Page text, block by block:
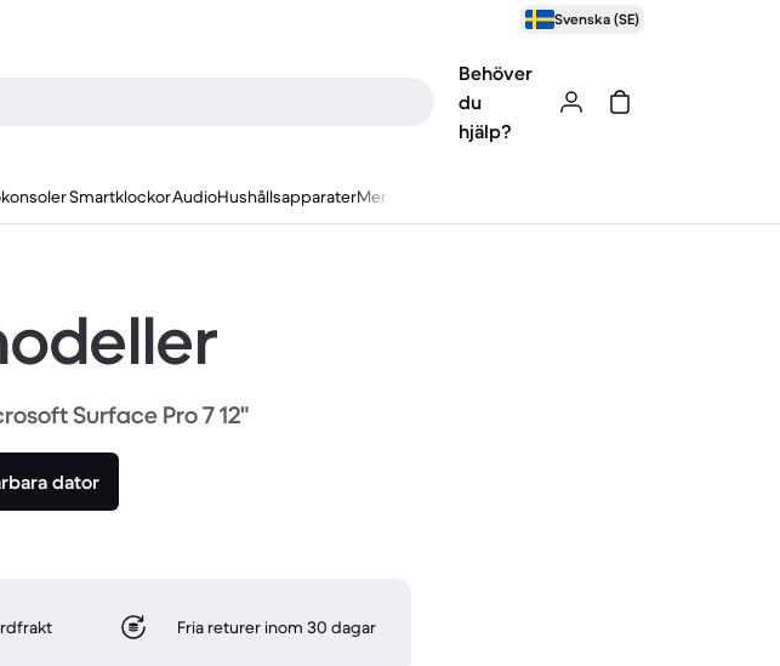
Svenska (SE)
Behöver
du
hjälp?
SmartklockorAudioHushållsapparaterMer
Surface Pro 7 12"
dator
Fria returer inom 30 dagar